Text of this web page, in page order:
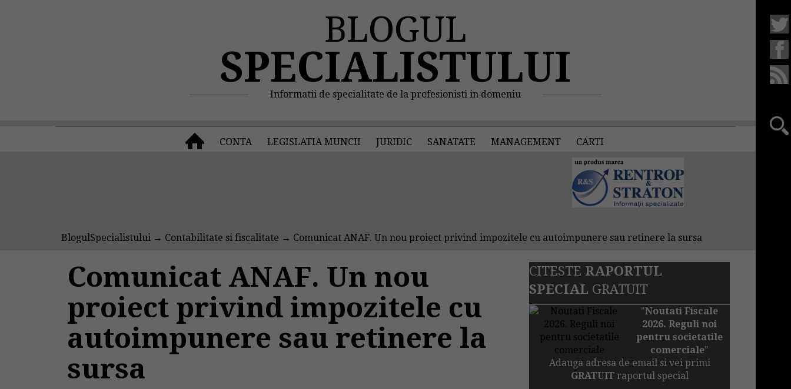
BLOGUL
SPECIALISTULUI
Informatii de specialitate de la profesionisti in domeniu
CONTA LEGISLATIA MUNCII JURIDIC SANATATE MANAGEMENT CARTI
BlogulSpecialistului → Contabilitate si fiscalitate → Comunicat ANAF. Un nou proiect privind impozitele cu autoimpunere sau retinere la sursa
Comunicat ANAF. Un nou
proiect privind impozitele cu
autoimpunere sau retinere la
sursa
CITESTE RAPORTUL
SPECIAL GRATUIT
"Noutati Fiscale
2026. Reguli noi
pentru societatile
comerciale"
Adauga adresa de email si vei primi
GRATUITraportul special